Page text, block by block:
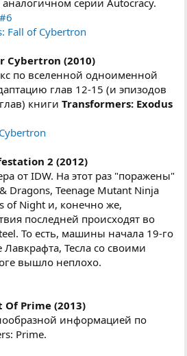
#6
Fall of Cybertron
Cybertron (2010)
по вселенной одноименной
глав 12-15 (и эпизодов
книгиTransformers: Exodus
2 (2012)
от IDW. На этот раз "поражены"
Dragons, Teenage Mutant Ninja
of Night и, конечно же,
последней происходят во
То есть, машины начала 19-го
Тесла со своими
вышло неплохо.
Of Prime (2013)
информацией по
Prime.